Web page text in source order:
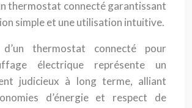
thermostat connecté garantissant
simple et une utilisation intuitive.
d’un thermostat connecté pour
électrique représente un
judicieux à long terme, alliant
d’énergie et respect de